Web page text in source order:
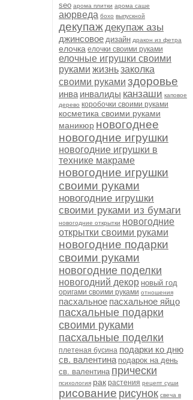
seo арома плитки арома саше
аюрведа бохо выпускной
декупаждекупаж азы
джинсовое дизайн дракон из фетра
елочка елочки своими руками
елочные игрушки своими
руками жизньзаколка
своими руками здоровье
инва инвалиды канзаши каповое
дерево коробочки своими руками
косметика своими руками
маникюр новогоднее
новогодние игрушки
новогодние игрушки в
технике макраме
новогодние игрушки
своими руками
новогодние игрушки
своими руками из бумаги
новогодние открытки новогодние
открытки своими руками
новогодние подарки
своими руками
новогодние поделки
новогодний декор новый год
оригами своими руками отношения
пасхальное пасхальное яйцо
пасхальные подарки
своими руками
пасхальные поделки
плетеная бусина подарки ко дню
св. валентина подарок на день
св. валентина прически
психология рак растения рецепт суши
рисование рисунок свеча в